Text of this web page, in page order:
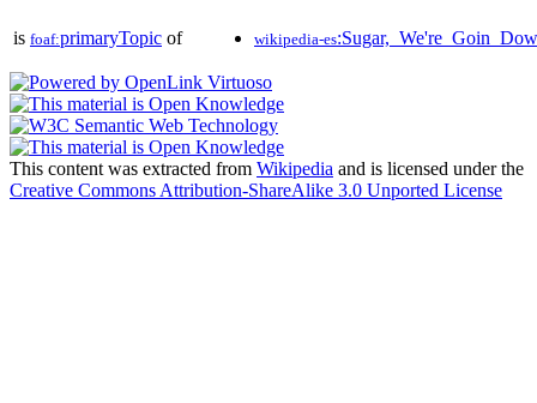
is foaf:primaryTopic of wikipedia-es
This content was extracted from Wikipedia and is licensed under the
Creative Commons Attribution-ShareAlike 3.0 Unported License